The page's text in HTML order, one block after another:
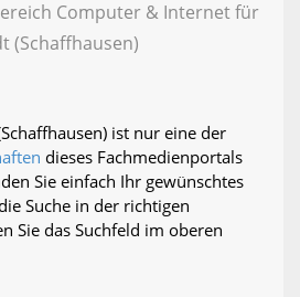
Computer & Internet für
(Schaffhausen)
ist nur eine der
dieses Fachmedienportals
Sie einfach Ihr gewünschtes
Suche in der richtigen
Sie das Suchfeld im oberen